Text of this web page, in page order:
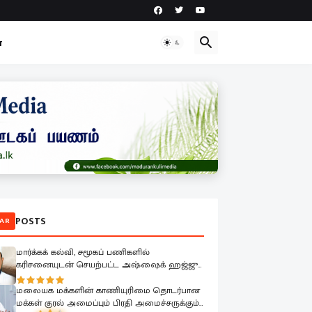
POSTS
மார்க்கக் கல்வி, சமூகப் பணிகளில்
கரிசனையுடன் செயற்பட்ட அஷ்ஷைக் ஹஜ்ஜு
முஹம்மதின் மறைவு பேரிழப்பாகும்; அம்பாறை
மாவட்ட ஜம்இய்யத்துல் உலமா ஆழ்ந்த
கவலை.!
மலையக மக்களின் காணியுரிமை தொடர்பான
மக்கள் குரல் அமைப்பும் பிரதி அமைச்சருக்கும்